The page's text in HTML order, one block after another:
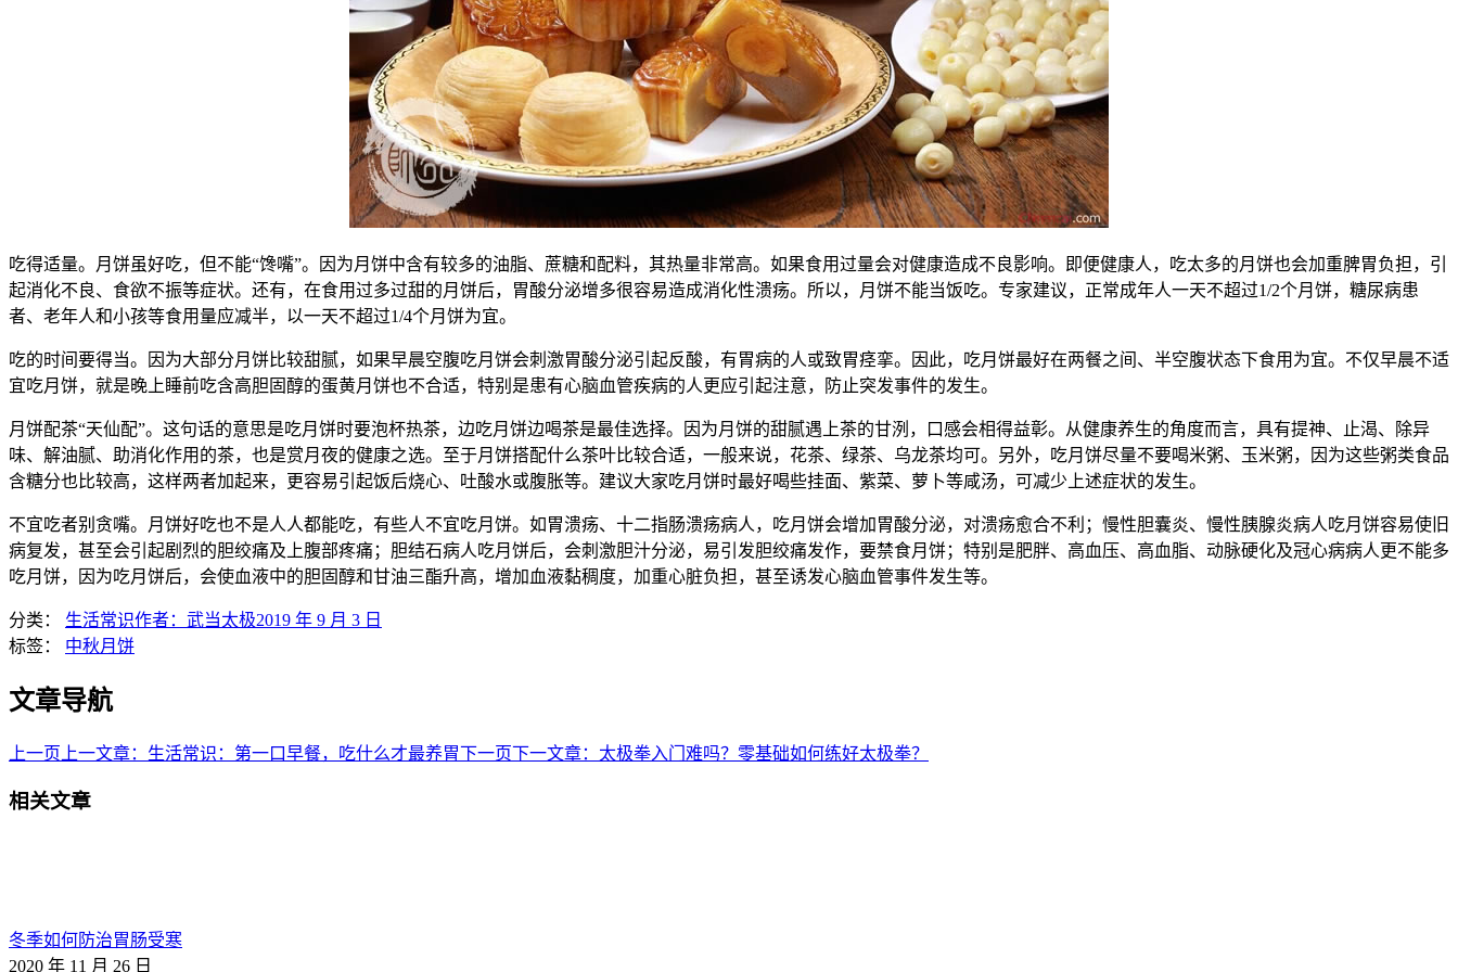
吃得适量。月饼虽好吃，但不能“馋嘴”。因为月饼中含有较多的油脂、蔗糖和配料，其热量非常高。如果食用过量会对健康造成不良影响。即便健康人，吃太多的月饼也会加重脾胃负担，引
起消化不良、食欲不振等症状。还有，在食用过多过甜的月饼后，胃酸分泌增多很容易造成消化性溃疡。所以，月饼不能当饭吃。专家建议，正常成年人一天不超过1/2个月饼，糖尿病患
者、老年人和小孩等食用量应减半，以一天不超过1/4个月饼为宜。
吃的时间要得当。因为大部分月饼比较甜腻，如果早晨空腹吃月饼会刺激胃酸分泌引起反酸，有胃病的人或致胃痉挛。因此，吃月饼最好在两餐之间、半空腹状态下食用为宜。不仅早晨不适
宜吃月饼，就是晚上睡前吃含高胆固醇的蛋黄月饼也不合适，特别是患有心脑血管疾病的人更应引起注意，防止突发事件的发生。
月饼配茶“天仙配”。这句话的意思是吃月饼时要泡杯热茶，边吃月饼边喝茶是最佳选择。因为月饼的甜腻遇上茶的甘洌，口感会相得益彰。从健康养生的角度而言，具有提神、止渴、除异
味、解油腻、助消化作用的茶，也是赏月夜的健康之选。至于月饼搭配什么茶叶比较合适，一般来说，花茶、绿茶、乌龙茶均可。另外，吃月饼尽量不要喝米粥、玉米粥，因为这些粥类食品
含糖分也比较高，这样两者加起来，更容易引起饭后烧心、吐酸水或腹胀等。建议大家吃月饼时最好喝些挂面、紫菜、萝卜等咸汤，可减少上述症状的发生。
不宜吃者别贪嘴。月饼好吃也不是人人都能吃，有些人不宜吃月饼。如胃溃疡、十二指肠溃疡病人，吃月饼会增加胃酸分泌，对溃疡愈合不利；慢性胆囊炎、慢性胰腺炎病人吃月饼容易使旧
病复发，甚至会引起剧烈的胆绞痛及上腹部疼痛；胆结石病人吃月饼后，会刺激胆汁分泌，易引发胆绞痛发作，要禁食月饼；特别是肥胖、高血压、高血脂、动脉硬化及冠心病病人更不能多
吃月饼，因为吃月饼后，会使血液中的胆固醇和甘油三酯升高，增加血液黏稠度，加重心脏负担，甚至诱发心脑血管事件发生等。
分类： 生活常识作者： 武当太极2019 年 9 月 3 日
标签： 中秋月饼
文章导航
上一页 上一文章： 生活常识：第一口早餐，吃什么才最养胃下一页下一文章： 太极拳入门难吗？零基础如何练好太极拳？
相关文章
冬季如何防治胃肠受寒
2020 年 11 月 26 日